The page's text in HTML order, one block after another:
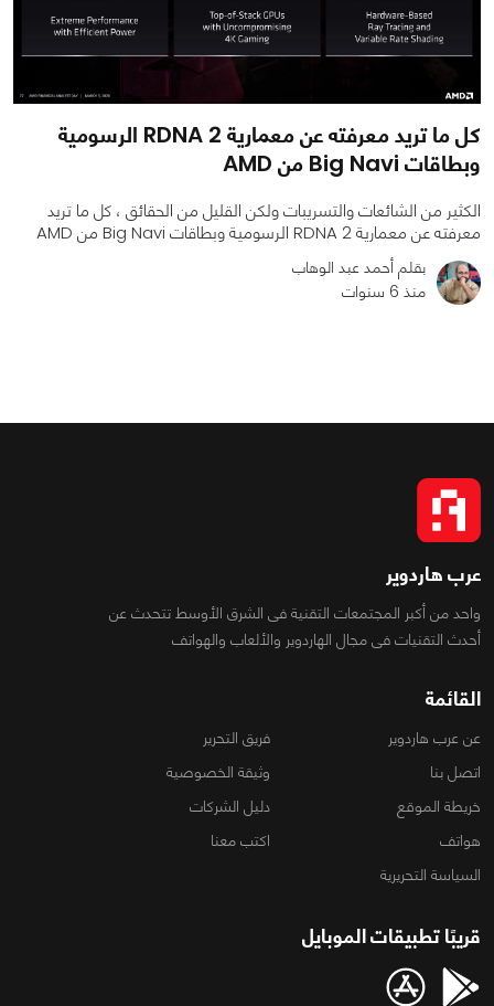
كل ما تريد معرفته عن معمارية RDNA 2 الرسومية
وبطاقات Big Navi من AMD
الكثير من الشائعات والتسريبات ولكن القليل من الحقائق ، كل ما تريد
معرفته عن معمارية RDNA 2 الرسومية وبطاقات Big Navi من AMD
بقلم أحمد عبد الوهاب
منذ 6 سنوات
عرب هاردوير
واحد من أكبر المجتمعات التقنية فى الشرق الأوسط تتحدث عن
أحدث التقنيات فى مجال الهاردوير والألعاب والهواتف
القائمة
عن عرب هاردوير
فريق التحرير
اتصل بنا
وثيقة الخصوصية
خريطة الموقع
دليل الشركات
هواتف
اكتب معنا
السياسة التحريرية
قريبًا تطبيقات الموبايل